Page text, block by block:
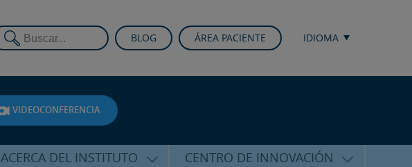
BLOG ÁREA PACIENTE IDIOMA
VIDEOCONFERENCIA
ACERCA DEL INSTITUTO CENTRO DE INNOVACIÓN